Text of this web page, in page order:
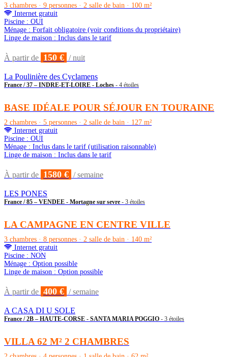
3 chambres · 9 personnes · 2 salle de bain · 100 m²
Internet gratuit
Piscine : OUI
Ménage : Forfait obligatoire (voir conditions du propriétaire)
Linge de maison : Inclus dans le tarif
À partir de 150 € / nuit
La Poulinière des Cyclamens
France / 37 – INDRE-ET-LOIRE - Loches - 4 étoiles
BASE IDÉALE POUR SÉJOUR EN TOURAINE
2 chambres · 5 personnes · 2 salle de bain · 127 m²
Internet gratuit
Piscine : OUI
Ménage : Inclus dans le tarif (utilisation raisonnable)
Linge de maison : Inclus dans le tarif
À partir de 1580 € / semaine
LES PONES
France / 85 – VENDEE - Mortagne sur sevre - 3 étoiles
LA CAMPAGNE EN CENTRE VILLE
3 chambres · 8 personnes · 2 salle de bain · 140 m²
Internet gratuit
Piscine : NON
Ménage : Option possible
Linge de maison : Option possible
À partir de 400 € / semaine
A CASA DI U SOLE
France / 2B – HAUTE-CORSE - SANTA MARIA POGGIO - 3 étoiles
VILLA 62 M² 2 CHAMBRES